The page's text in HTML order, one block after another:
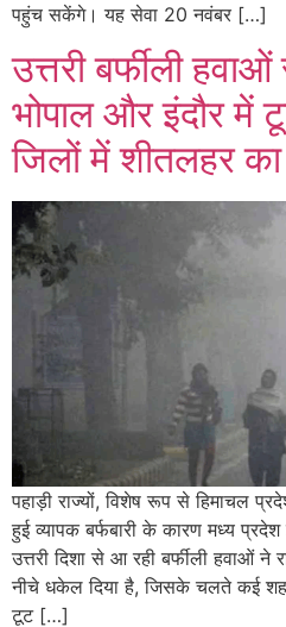
पहुंच सकेंगे। यह सेवा 20 नवंबर […]
उत्तरी बर्फीली
भोपाल और इंदौर में
जिलों में शीतलहर
पहाड़ी राज्यों, विशेष रूप से हिमाचल
हुई व्यापक बर्फबारी के कारण मध्य
उत्तरी दिशा से आ रही बर्फीली हवाओं
नीचे धकेल दिया है, जिसके चलते कई
टूट […]